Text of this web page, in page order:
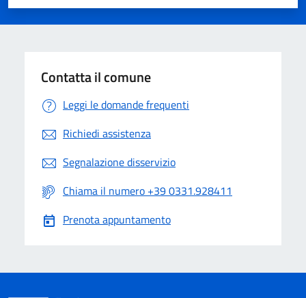
Valuta 5 stelle su 5
Valuta 4 stelle su 5
Valuta 3 stelle su 5
Valuta 2 stelle su 5
Valuta 1 stelle su 5
Contatta il comune
Leggi le domande frequenti
Richiedi assistenza
Segnalazione disservizio
Chiama il numero +39 0331.928411
Prenota appuntamento